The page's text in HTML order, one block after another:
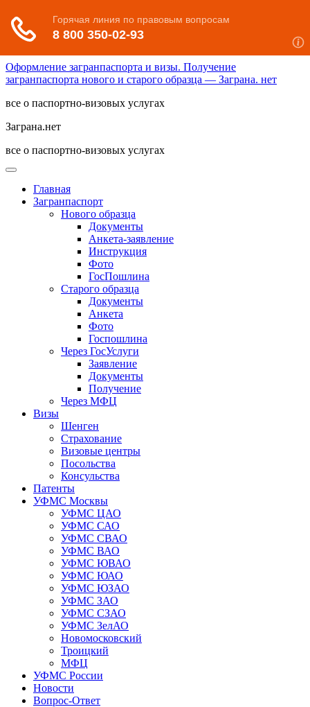
Оформление загранпаспорта и визы. Получение
загранпаспорта нового и старого образца — Заграна. нет
все о паспортно-визовых услугах
Заграна.нет
все о паспортно-визовых услугах
Главная
Загранпаспорт
Нового образца
Документы
Анкета-заявление
Инструкция
Фото
ГосПошлина
Старого образца
Документы
Анкета
Фото
Госпошлина
Через ГосУслуги
Заявление
Документы
Получение
Через МФЦ
Визы
Шенген
Страхование
Визовые центры
Посольства
Консульства
Патенты
УФМС Москвы
УФМС ЦАО
УФМС САО
УФМС СВАО
УФМС ВАО
УФМС ЮВАО
УФМС ЮАО
УФМС ЮЗАО
УФМС ЗАО
УФМС СЗАО
УФМС ЗелАО
Новомосковский
Троицкий
МФЦ
УФМС России
Новости
Вопрос-Ответ